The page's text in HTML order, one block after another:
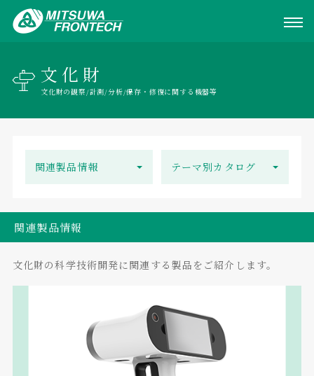
文化財
文化財の観察/計測/分析/保存・修復に関する機器等
関連製品情報 テーマ別カタログ
関連製品情報
文化財の科学技術開発に関連する製品をご紹介します。